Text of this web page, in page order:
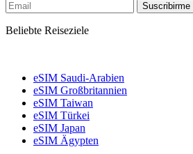
Suscribirme
Beliebte Reiseziele
eSIM Saudi-Arabien
eSIM Großbritannien
eSIM Taiwan
eSIM Türkei
eSIM Japan
eSIM Ägypten